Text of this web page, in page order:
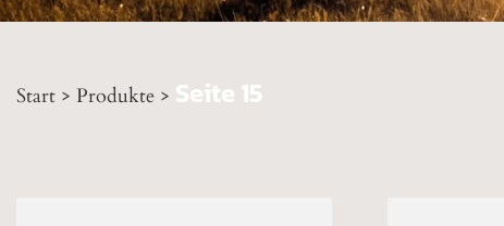
Start > Produkte > Seite 15